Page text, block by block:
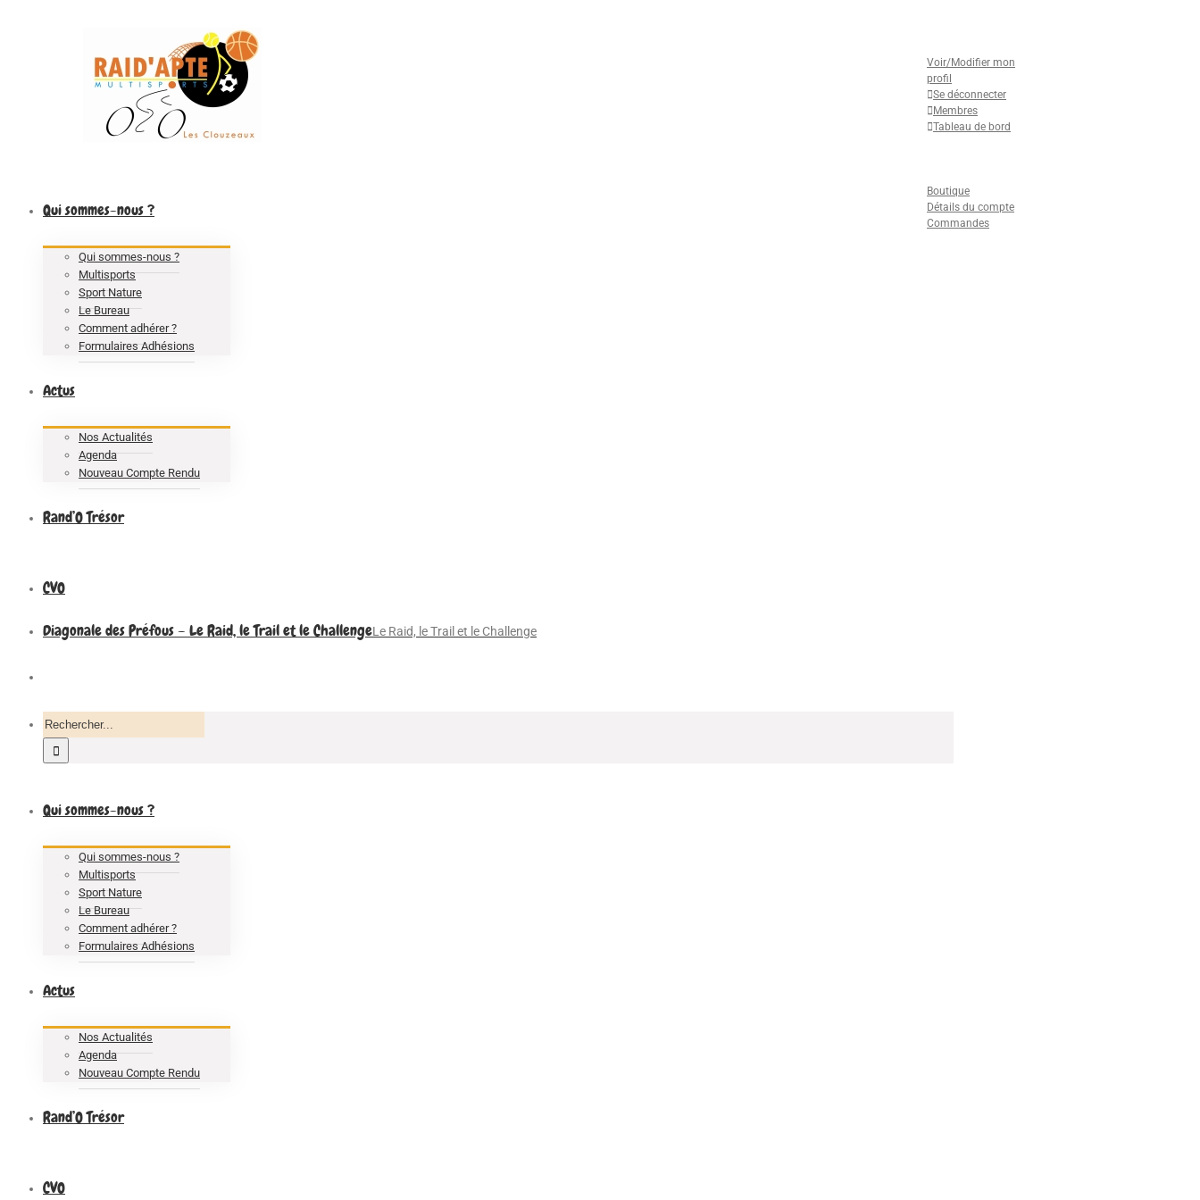
Voir/Modifier mon
profil
Se déconnecter
Membres
Tableau de bord
Boutique
Détails du compte
Commandes
Qui sommes-nous ?
Qui sommes-nous ?
Multisports
Sport Nature
Le Bureau
Comment adhérer ?
Formulaires Adhésions
Actus
Nos Actualités
Agenda
Nouveau Compte Rendu
Rand’O Trésor
CVO
Diagonale des Préfous – Le Raid, le Trail et le ChallengeLe Raid, le Trail et le Challenge
Recherche
pour
Qui sommes-nous ?
Qui sommes-nous ?
Multisports
Sport Nature
Le Bureau
Comment adhérer ?
Formulaires Adhésions
Actus
Nos Actualités
Agenda
Nouveau Compte Rendu
Rand’O Trésor
CVO